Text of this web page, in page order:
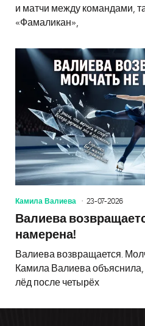
и матчи между командами,
«Фамаликан»,
Камила Валиева 23-07-2026
Валиева
намерена!
Валиева возвращается.
Камила Валиева объяснила,
лёд после четырёх